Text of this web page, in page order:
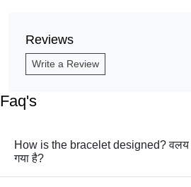
Reviews
Write a Review
Faq's
How is the bracelet designed? वलय की बनावट कैसे किया
गया है?